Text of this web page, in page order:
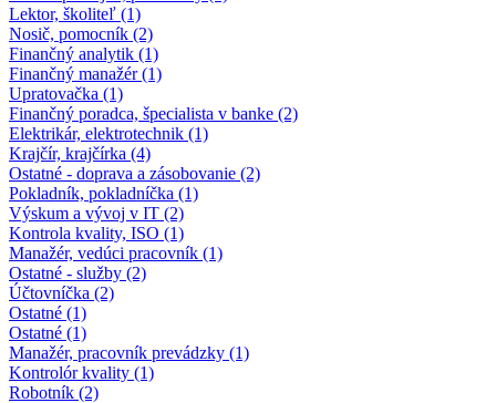
Lektor, školiteľ (1)
Nosič, pomocník (2)
Finančný analytik (1)
Finančný manažér (1)
Upratovačka (1)
Finančný poradca, špecialista v banke (2)
Elektrikár, elektrotechnik (1)
Krajčír, krajčírka (4)
Ostatné - doprava a zásobovanie (2)
Pokladník, pokladníčka (1)
Výskum a vývoj v IT (2)
Kontrola kvality, ISO (1)
Manažér, vedúci pracovník (1)
Ostatné - služby (2)
Účtovníčka (2)
Ostatné (1)
Ostatné (1)
Manažér, pracovník prevádzky (1)
Kontrolór kvality (1)
Robotník (2)